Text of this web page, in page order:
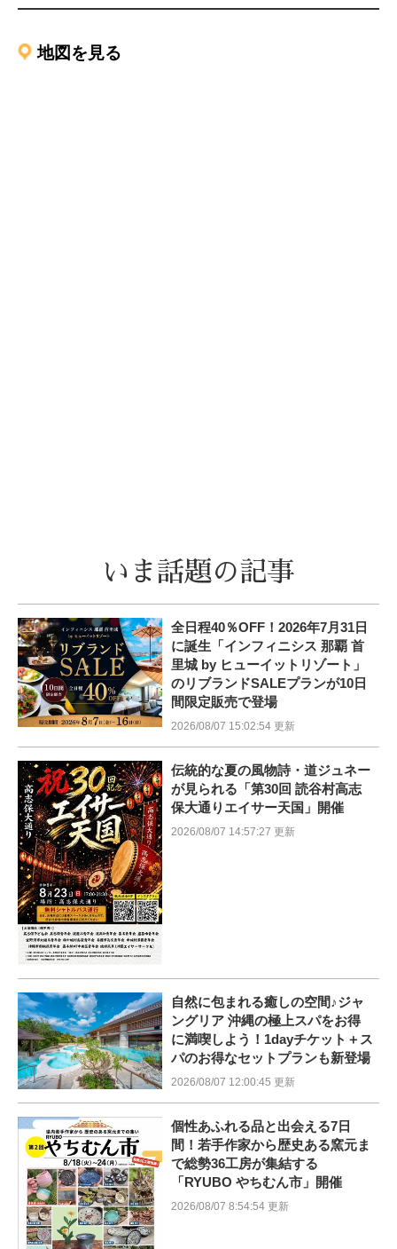
地図を見る
いま話題の記事
全日程40％OFF！2026年7月31日
に誕生「インフィニシス 那覇 首
里城 by ヒューイットリゾート」
のリブランドSALEプランが10日
間限定販売で登場
2026/08/07 15:02:54 更新
伝統的な夏の風物詩・道ジュネー
が見られる「第30回 読谷村高志
保大通りエイサー天国」開催
2026/08/07 14:57:27 更新
自然に包まれる癒しの空間♪ジャ
ングリア 沖縄の極上スパをお得
に満喫しよう！1dayチケット＋ス
パのお得なセットプランも新登場
2026/08/07 12:00:45 更新
個性あふれる品と出会える7日
間！若手作家から歴史ある窯元ま
で総勢36工房が集結する
「RYUBO やちむん市」開催
2026/08/07 8:54:54 更新